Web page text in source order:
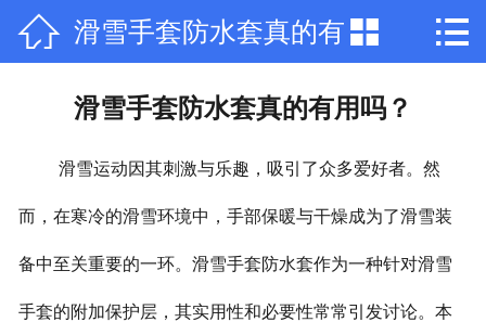
 网站首页
厂房厂景
 滑雪手套防水套真的有
用吗？
 
滑雪手套防水套真的有用吗？
滑雪运动因其刺激与乐趣，吸引了众多爱好者。然
而，在寒冷的滑雪环境中，手部保暖与干燥成为了滑雪装
备中至关重要的一环。滑雪手套防水套作为一种针对滑雪
手套的附加保护层，其实用性和必要性常常引发讨论。本